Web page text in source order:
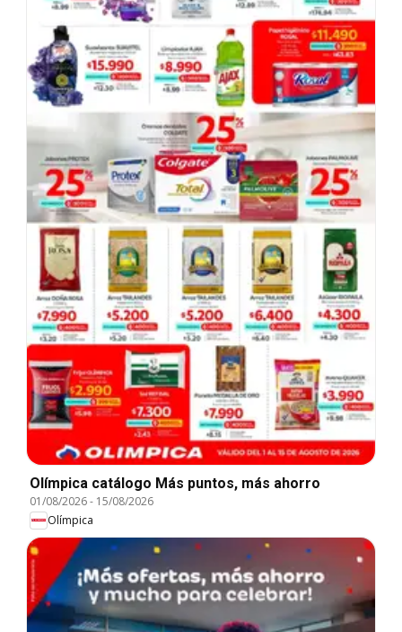
Olímpica catálogo Más puntos, más ahorro
01/08/2026- 15/08/2026
Olímpica